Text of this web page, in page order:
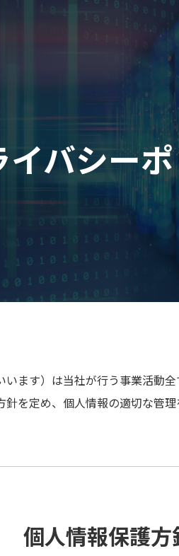
イバシー
ます）は当社が行う事業活動
を定め、個人情報の適切な管理
個人情報保護方